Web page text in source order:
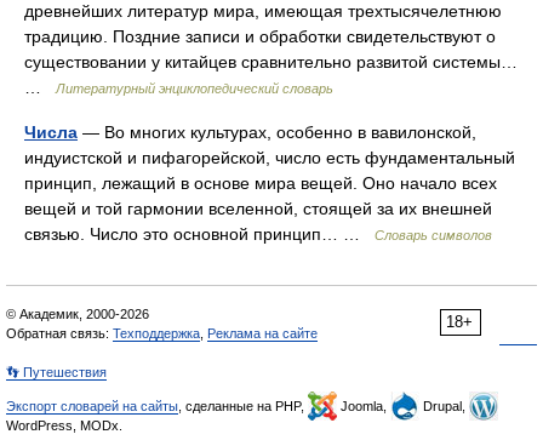
древнейших литератур мира, имеющая трехтысячелетнюю
традицию. Поздние записи и обработки свидетельствуют о
существовании у китайцев сравнительно развитой системы…
Литературный энциклопедический словарь
Числа — Во многих культурах, особенно в вавилонской,
индуистской и пифагорейской, число есть фундаментальный
принцип, лежащий в основе мира вещей. Оно начало всех
вещей и той гармонии вселенной, стоящей за их внешней
связью. Число это основной принцип… …
Словарь символов
18+
© Академик, 2000-2026
Обратная связь: Техподдержка Реклама на сайте
👣 Путешествия
Экспорт словарей на сайты , сделанные на PHP, Joomla,
Drupal,
WordPress, MODx.